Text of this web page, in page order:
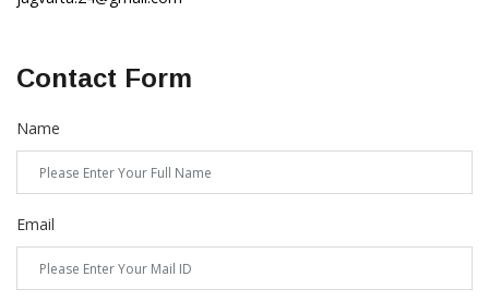
Contact Form
Name
Email